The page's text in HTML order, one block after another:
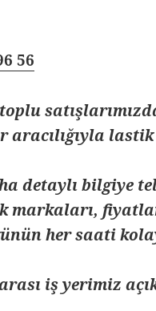
56
aracılığıyla lastik
detaylı bilgiye
her saati
iş yerimiz